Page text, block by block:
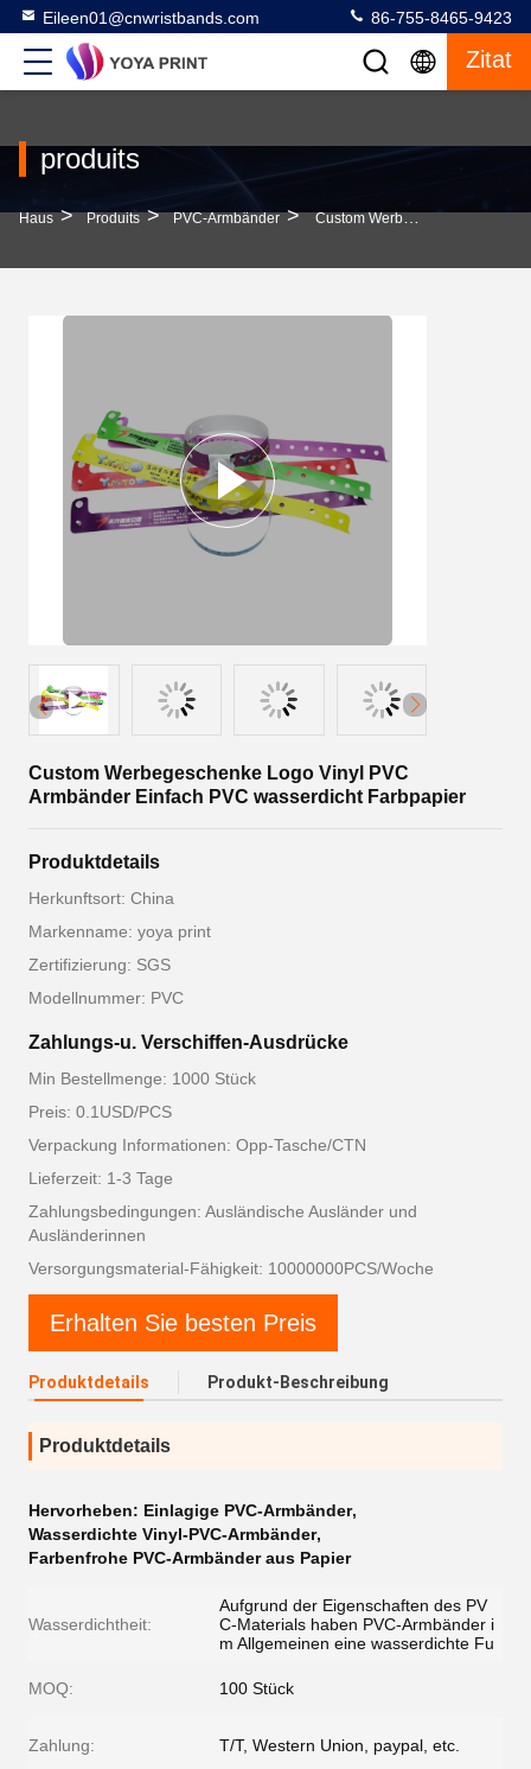
Eileen01@cnwristbands.com 86-755-8465-9423
Zitat
produits
Haus > Produits > PVC-Armbänder > Custom Werbegeschenke Logo Vinyl PVC Armbänder Einfach PVC Wasserdicht Farbpapier
Custom Werbegeschenke Logo Vinyl PVC
Armbänder Einfach PVC wasserdicht Farbpapier
Produktdetails
Herkunftsort: China
Markenname: yoya print
Zertifizierung: SGS
Modellnummer: PVC
Zahlungs-u. Verschiffen-Ausdrücke
Min Bestellmenge: 1000 Stück
Preis: 0.1USD/PCS
Verpackung Informationen: Opp-Tasche/CTN
Lieferzeit: 1-3 Tage
Zahlungsbedingungen: Ausländische Ausländer und
Ausländerinnen
Versorgungsmaterial-Fähigkeit: 10000000PCS/Woche
Erhalten Sie besten Preis
Produktdetails Produkt-Beschreibung
Produktdetails
Hervorheben: Einlagige PVC-Armbänder,
Wasserdichte Vinyl-PVC-Armbänder,
Farbenfrohe PVC-Armbänder aus Papier
Wasserdichtheit:
Aufgrund der Eigenschaften des PV
C-Materials haben PVC-Armbänder i
m Allgemeinen eine wasserdichte Fu
MOQ: 100 Stück
Zahlung: T/T, Western Union, paypal, etc.